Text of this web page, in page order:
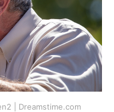
| Dreamstime.com